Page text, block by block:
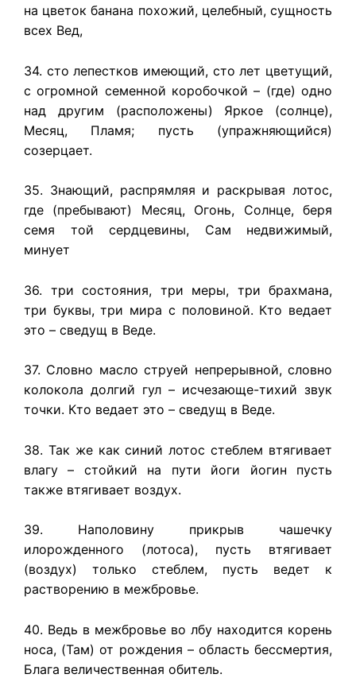
на цветок банана похожий, целебный, сущность
всех Вед,
34. сто лепестков имеющий, сто лет цветущий,
с огромной семенной коробочкой – (где) одно
над другим (расположены) Яркое (солнце),
Месяц, Пламя; пусть (упражняющийся)
созерцает.
35. Знающий, распрямляя и раскрывая лотос,
где (пребывают) Месяц, Огонь, Солнце, беря
семя той сердцевины, Сам недвижимый,
минует
36. три состояния, три меры, три брахмана,
три буквы, три мира с половиной. Кто ведает
это – сведущ в Веде.
37. Словно масло струей непрерывной, словно
колокола долгий гул – исчезающе-тихий звук
точки. Кто ведает это – сведущ в Веде.
38. Так же как синий лотос стеблем втягивает
влагу – стойкий на пути йоги йогин пусть
также втягивает воздух.
39. Наполовину прикрыв чашечку
илорожденного (лотоса), пусть втягивает
(воздух) только стеблем, пусть ведет к
растворению в межбровье.
40. Ведь в межбровье во лбу находится корень
носа, (Там) от рождения – область бессмертия,
Блага величественная обитель.